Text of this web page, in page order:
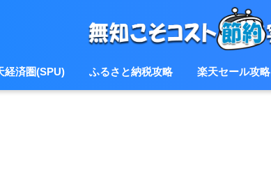
経済圏(SPU) ふるさと納税攻略 楽天セール攻略